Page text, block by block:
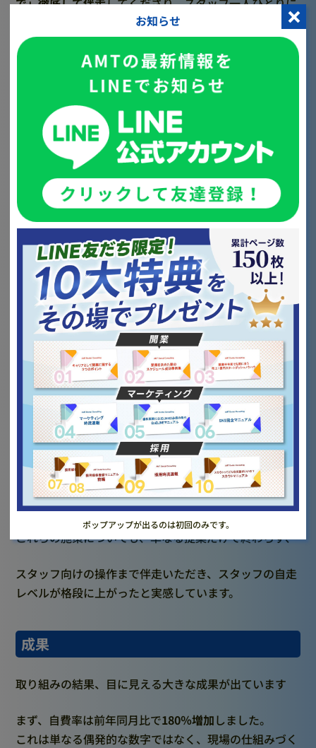
お知らせ
ポップアップが出るのは初回のみです。
対しても細やかにアドバイスをいただきました。
「小児歯科の拡大」
続いて、小児歯科部門の強化にも着手しました。
これまでは小児患者様への対応はしていたものの、継続
的なリピート促進や保護者への情報提供体制は十分では
ありませんでした。
具体的には
小児患者・保護者向けの新たなカウンセリングフロ
ーの設計
初診時における信頼獲得ポイントの明確化
カウンセリングトークフローの型化
などを実施いただきました。
さらに、LINE公式アカウントを活用したアフターフォロ
ー施策も導入。
小児専用の問診票の実施
口腔機能発達不全症のトレーニングメニューを配信
小児矯正のカウンセリング後の資料をLINEでそうす
するなど、来院時以外でも継続的に医院とつながる
仕組みを整備しました。
これらの施策についても、単なる提案だけで終わらず、
スタッフ向けの操作まで伴走いただき、スタッフの自走
レベルが格段に上がったと実感しています。
成果
取り組みの結果、目に見える大きな成果が出ています
まず、自費率は前年同月比で180％増加しました。
これは単なる偶発的な数字ではなく、現場の仕組みづく